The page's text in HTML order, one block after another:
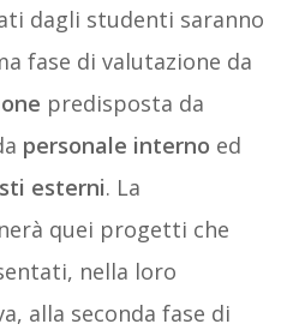
dagli studenti saranno
fase di valutazione da
predisposta da
personale interno ed
esterni. La
quei progetti che
nella loro
alla seconda fase di